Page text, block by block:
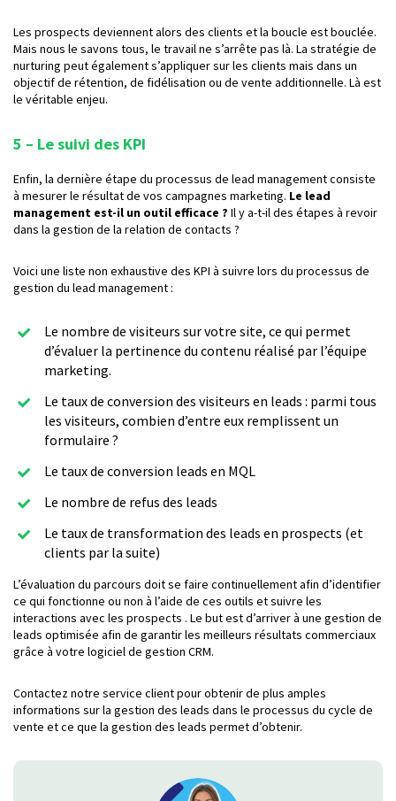
Les prospects deviennent alors des clients et la boucle est bouclée.
Mais nous le savons tous, le travail ne s’arrête pas là. La stratégie de
nurturing peut également s’appliquer sur les clients mais dans un
objectif de rétention, de fidélisation ou de vente additionnelle. Là est
le véritable enjeu.
5 – Le suivi des KPI
Enfin, la dernière étape du processus de lead management consiste
à mesurer le résultat de vos campagnes marketing. Le lead
management est-il un outil efficace ? Il y a-t-il des étapes à revoir
dans la gestion de la relation de contacts ?
Voici une liste non exhaustive des KPI à suivre lors du processus de
gestion du lead management :
Le nombre de visiteurs sur votre site, ce qui permet
d’évaluer la pertinence du contenu réalisé par l’équipe
marketing.
Le taux de conversion des visiteurs en leads : parmi tous
les visiteurs, combien d’entre eux remplissent un
formulaire ?
Le taux de conversion leads en MQL
Le nombre de refus des leads
Le taux de transformation des leads en prospects (et
clients par la suite)
L’évaluation du parcours doit se faire continuellement afin d’identifier
ce qui fonctionne ou non à l’aide de ces outils et suivre les
interactions avec les prospects . Le but est d’arriver à une gestion de
leads optimisée afin de garantir les meilleurs résultats commerciaux
grâce à votre logiciel de gestion CRM.
Contactez notre service client pour obtenir de plus amples
informations sur la gestion des leads dans le processus du cycle de
vente et ce que la gestion des leads permet d’obtenir.